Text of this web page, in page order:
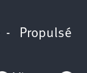
- Propulsé